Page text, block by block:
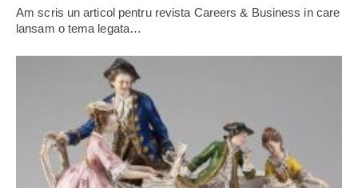
Am scris un articol pentru revista Careers & Business in care
lansam o tema legata…